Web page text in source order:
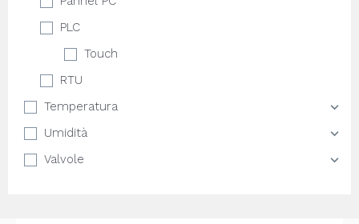
PLC
Touch
RTU
Temperatura
Umidità
Valvole